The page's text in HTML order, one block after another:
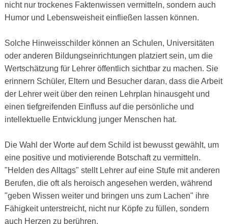
nicht nur trockenes Faktenwissen vermitteln, sondern auch
Humor und Lebensweisheit einfließen lassen können.
Solche Hinweisschilder können an Schulen, Universitäten
oder anderen Bildungseinrichtungen platziert sein, um die
Wertschätzung für Lehrer öffentlich sichtbar zu machen. Sie
erinnern Schüler, Eltern und Besucher daran, dass die Arbeit
der Lehrer weit über den reinen Lehrplan hinausgeht und
einen tiefgreifenden Einfluss auf die persönliche und
intellektuelle Entwicklung junger Menschen hat.
Die Wahl der Worte auf dem Schild ist bewusst gewählt, um
eine positive und motivierende Botschaft zu vermitteln.
"Helden des Alltags" stellt Lehrer auf eine Stufe mit anderen
Berufen, die oft als heroisch angesehen werden, während
"geben Wissen weiter und bringen uns zum Lachen" ihre
Fähigkeit unterstreicht, nicht nur Köpfe zu füllen, sondern
auch Herzen zu berühren.